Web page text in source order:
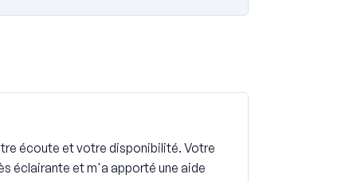
écoute et votre disponibilité. Votre
éclairante et m'a apporté une aide